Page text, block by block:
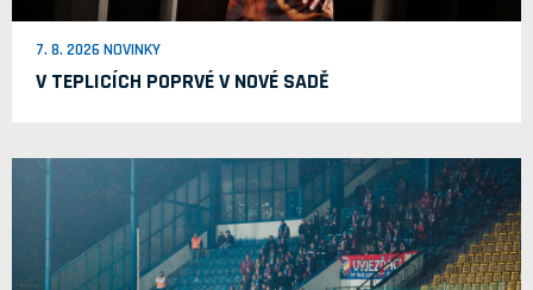
7. 8. 2026 NOVINKY
V TEPLICÍCH POPRVÉ V NOVÉ SADĚ